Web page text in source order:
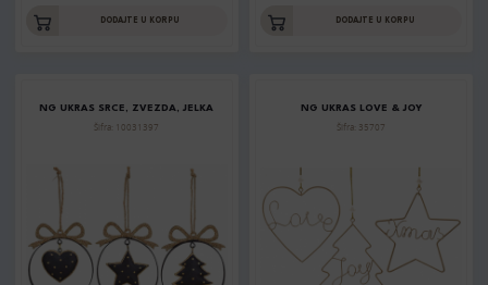
DODAJTE U KORPU DODAJTE U KORPU
NG UKRAS SRCE, ZVEZDA, JELKA
Šifra: 10031397
NG UKRAS LOVE & JOY
Šifra: 35707